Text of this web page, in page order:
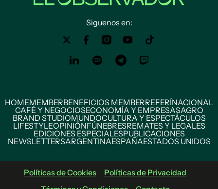
Siguenos en:
HOMEMEMBERBENEFICIOS MEMBERREFERÍNACIONAL
CAFÉ Y NEGOCIOSECONOMÍA Y EMPRESASAGRO
BRAND STUDIOMUNDOCULTURA Y ESPECTÁCULOS
LIFESTYLEOPINIÓNFÚNEBRESREMATES Y LEGALES
EDICIONES ESPECIALESPUBLICACIONES
NEWSLETTERSARGENTINAESPAÑAESTADOS UNIDOS
Políticas de Cookies
Políticas de Privacidad